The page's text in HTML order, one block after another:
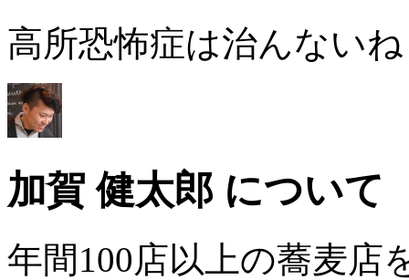
高所恐怖症は治んない
加賀 健太郎 について
年間100店以上の蕎麦店